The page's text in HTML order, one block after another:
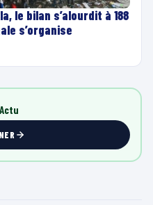
le bilan s’alourdit à 188
s’organise